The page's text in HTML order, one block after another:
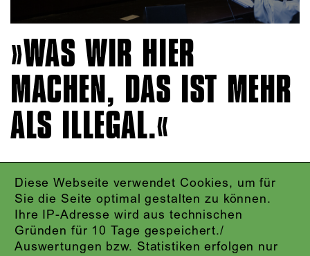
Diese Webseite verwendet Cookies, um für
Sie die Seite optimal gestalten zu können.
Ihre IP-Adresse wird aus technischen
Gründen für 10 Tage gespeichert./
Auswertungen bzw. Statistiken erfolgen nur
WAS WIR HIER
MACHEN, DAS IST MEHR
ALS ILLEGAL.
IMPRESSUM
DATENSCHUTZ
AGB
KONTAKT